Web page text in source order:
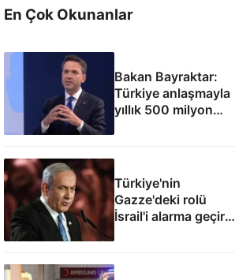
En Çok Okunanlar
Bakan Bayraktar:
Türkiye anlaşmayla
yıllık 500 milyon
Türkiye'nin
Gazze'deki rolü
İsrail'i alarma geçirdi: